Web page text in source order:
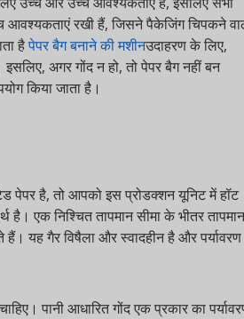
रखी हैं, जिसने पैकेजिंग चिपकने वाले
पेपर बैग बनाने की मशीनउदाहरण के लिए,
अगर गोंद न हो, तो पेपर बैग नहीं बन
जाता है।
है, तो आपको इस प्रोडक्शन यूनिट में हॉट
निश्चित तापमान सीमा के भीतर तापमान
गैर विषैला और स्वादहीन है और पर्यावरण के
पानी आधारित गोंद एक प्रकार का पर्यावरण